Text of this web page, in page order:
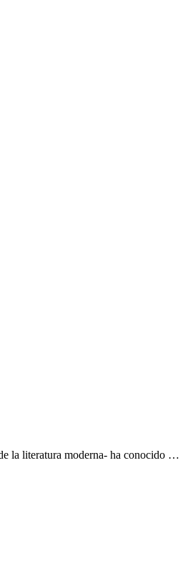
la literatura moderna- ha conocido …